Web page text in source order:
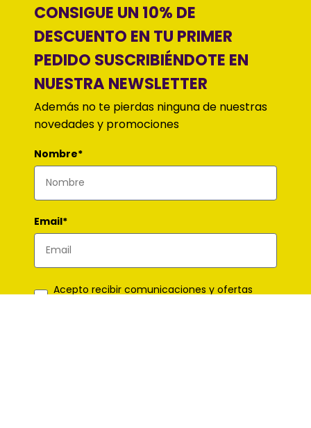
CONSIGUE UN 10% DE
DESCUENTO EN TU PRIMER
PEDIDO SUSCRIBIÉNDOTE EN
NUESTRA NEWSLETTER
Además no te pierdas ninguna de nuestras
novedades y promociones
Nombre*
Email*
Acepto recibir comunicaciones y ofertas